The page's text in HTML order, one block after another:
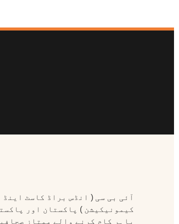
آئی بی سی ( انڈس براڈ کاسٹ اینڈ
کیمونیکیشن ) پاکستان اور
باہر کام کرنے والے ممتاز